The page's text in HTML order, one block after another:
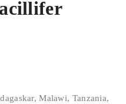
Malawi, Tanzania,